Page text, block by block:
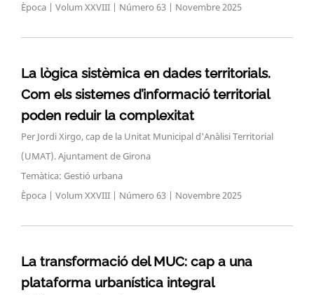
Època | Volum XXVIII | Número 63 | Novembre 2025
La lògica sistèmica en dades territorials.
Com els sistemes d’informació territorial
poden reduir la complexitat
Per Jordi Xirgo, cap de la Unitat Municipal d'Anàlisi Territorial
(UMAT). Ajuntament de Girona
Temàtica: Gestió urbana
Època | Volum XXVIII | Número 63 | Novembre 2025
La transformació del MUC: cap a una
plataforma urbanística integral